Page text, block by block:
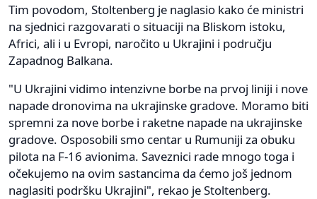
Tim povodom, Stoltenberg je naglasio kako će ministri
na sjednici razgovarati o situaciji na Bliskom istoku,
Africi, ali i u Evropi, naročito u Ukrajini i području
Zapadnog Balkana.
"U Ukrajini vidimo intenzivne borbe na prvoj liniji i nove
napade dronovima na ukrajinske gradove. Moramo biti
spremni za nove borbe i raketne napade na ukrajinske
gradove. Osposobili smo centar u Rumuniji za obuku
pilota na F-16 avionima. Saveznici rade mnogo toga i
očekujemo na ovim sastancima da ćemo još jednom
naglasiti podršku Ukrajini", rekao je Stoltenberg.